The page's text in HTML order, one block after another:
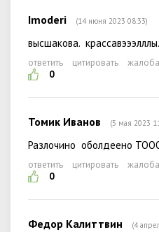
Imoderi (14 июня 2023 08:33)
высшакова.
ответить цитировать
жалоба
0
Томик Иванов (5 мая 2023
Разлочино оболдеено
ответить цитировать
жалоба
0
Федор Калиттвин (4